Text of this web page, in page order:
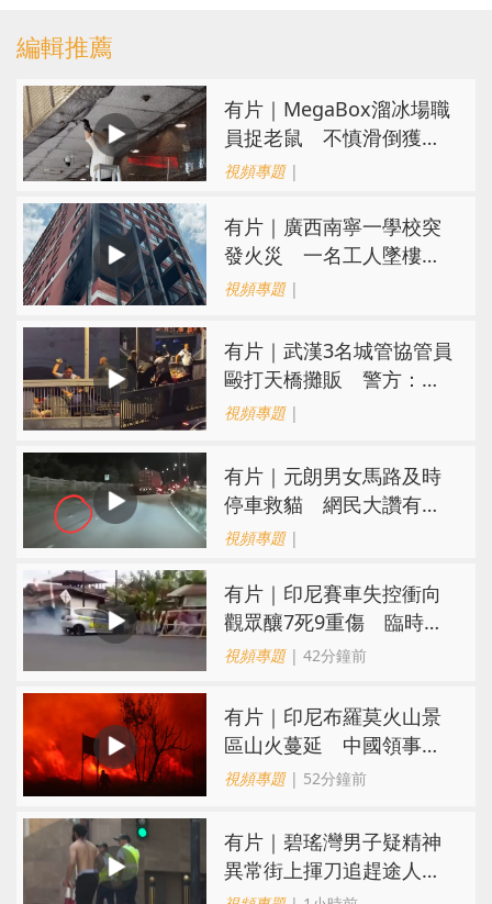
編輯推薦
有片｜MegaBox溜冰場職
員捉老鼠 不慎滑倒獲網
民讚盡責
視頻專題|
有片｜廣西南寧一學校突
發火災 一名工人墜樓已
被送醫
視頻專題|
​有片｜武漢3名城管協管員
毆打天橋攤販 警方：涉
故意傷害已被刑拘
視頻專題|
有片｜元朗男女馬路及時
停車救貓 網民大讚有型
有愛心
視頻專題|
有片｜印尼賽車失控衝向
觀眾釀7死9重傷 臨時賽
道無防護隔離設施
視頻專題| 42分鐘前
有片｜印尼布羅莫火山景
區山火蔓延 中國領事館
提醒公民暫勿前往
視頻專題| 52分鐘前
有片｜碧瑤灣男子疑精神
異常街上揮刀追趕途人
一名保安倒地被刺傷